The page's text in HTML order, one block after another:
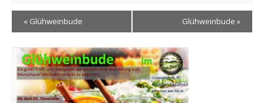
Veranstaltung
Navigation
« Glühweinbude Glühweinbude »